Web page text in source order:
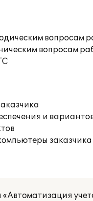
вопросам
вопросам
и
заказчика